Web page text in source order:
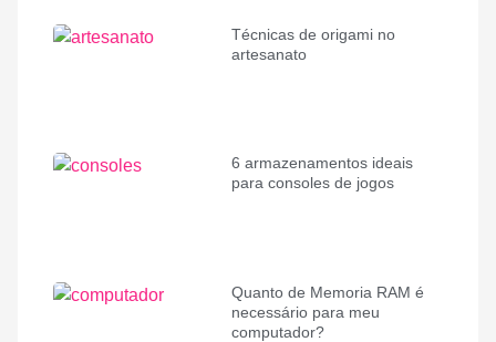
Técnicas de origami no
artesanato
6 armazenamentos ideais
para consoles de jogos
Quanto de Memoria RAM é
necessário para meu
computador?